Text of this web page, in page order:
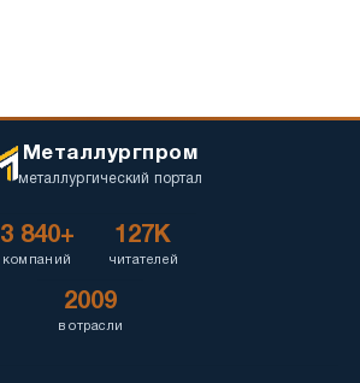
Металлургпром
металлургический портал
3 840+
компаний
127K
читателей
2009
в отрасли